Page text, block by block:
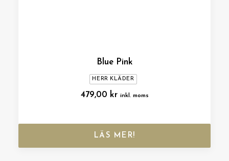
Blue Pink
HERR KLÄDER
479,00 kr inkl. moms
LÄS MER!